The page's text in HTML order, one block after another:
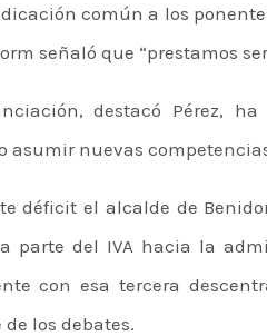
común a los
señaló que “prestamos
destacó Pérez,
asumir nuevas
déficit el alcalde de
parte del IVA hacia la
con esa tercera
los debates.